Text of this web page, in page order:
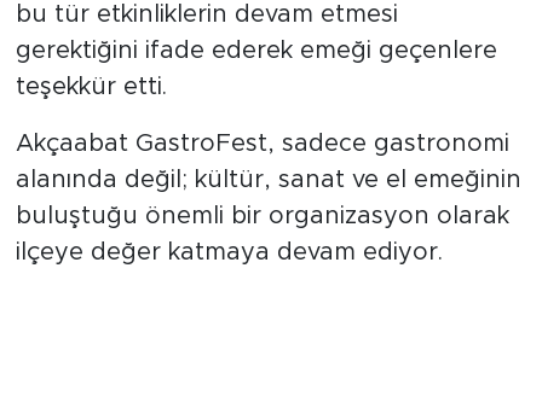
bu tür etkinliklerin devam etmesi
gerektiğini ifade ederek emeği geçenlere
teşekkür etti.
Akçaabat GastroFest, sadece gastronomi
alanında değil; kültür, sanat ve el emeğinin
buluştuğu önemli bir organizasyon olarak
ilçeye değer katmaya devam ediyor.